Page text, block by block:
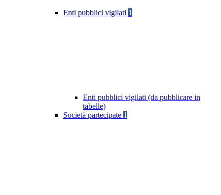
Enti pubblici vigilati 1
Enti pubblici vigilati (da pubblicare in
tabelle)
Società partecipate 1